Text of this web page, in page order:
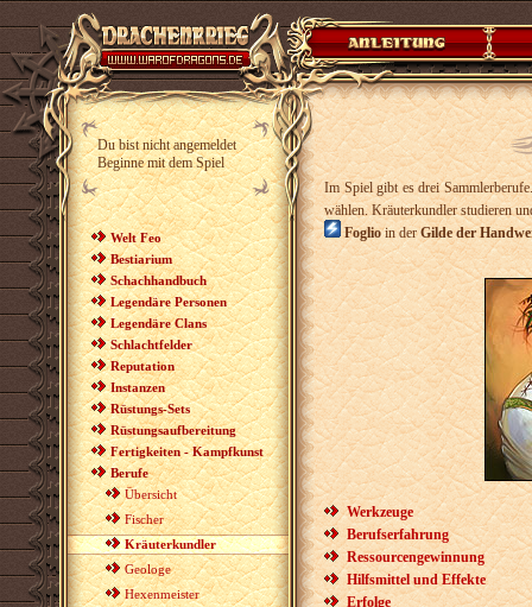
Du bist nicht angemeldet
Beginne mit dem Spiel
Welt Feo
Bestiarium
Schachhandbuch
Legendäre Personen
Legendäre Clans
Schlachtfelder
Reputation
Instanzen
Rüstungs-Sets
Rüstungsaufbereitung
Fertigkeiten - Kampfkunst
Berufe
Übersicht
Fischer
Kräuterkundler
Geologe
Hexenmeister
Im Spiel gibt es drei
wählen. Kräuterkundler studieren
Foglioin derGilde der
Werkzeuge
Berufserfahrung
Ressourcengewinnung
Hilfsmittel und Effekte
Erfolge